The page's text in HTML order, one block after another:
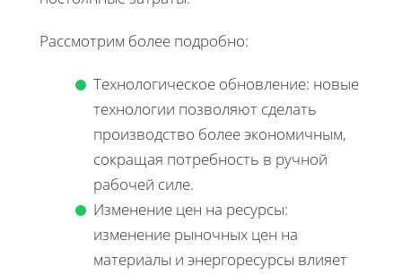
Рассмотрим более подробно:
Технологическое обновление: новые
технологии позволяют сделать
производство более экономичным,
сокращая потребность в ручной
рабочей силе.
Изменение цен на ресурсы:
изменение рыночных цен на
материалы и энергоресурсы влияет